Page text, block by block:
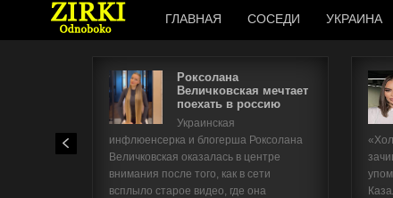
ГЛАВНАЯ СОСЕДИ УКРАИНА
Роксолана
Величковская мечтает
поехать в россию
Украинская
инфлюенсерка и блогерша Роксолана
Величковская оказалась в центре
внимания после того, как в сети
всплыло старое видео, где она